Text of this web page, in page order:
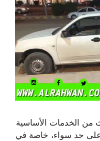
من الخدمات الأساسية
على حد سواء، خاصة في